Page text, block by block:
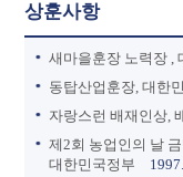
상훈사항
새마을훈장 노력장 ,
동탑산업훈장, 대한
자랑스런 배재인상,
제2회 농업인의 날
대한민국정부